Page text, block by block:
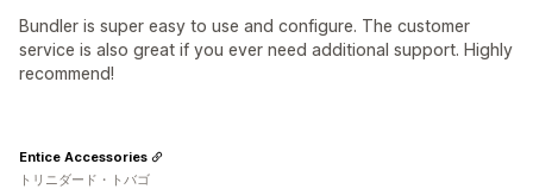
Bundler is super easy to use and configure. The customer
service is also great if you ever need additional support. Highly
recommend!
Entice Accessories
トリニダード・トバゴ